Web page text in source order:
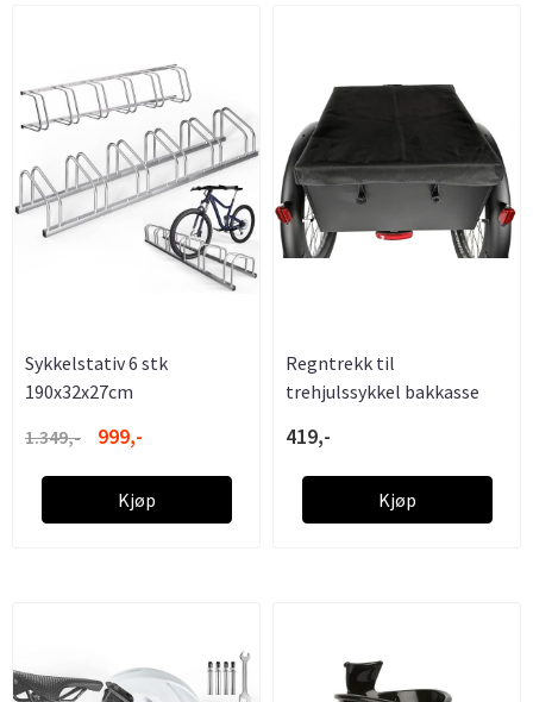
Sykkelstativ 6 stk
190x32x27cm
1.349,-
999,-
Kjøp
Regntrekk til
trehjulssykkel bakkasse
419,-
Kjøp